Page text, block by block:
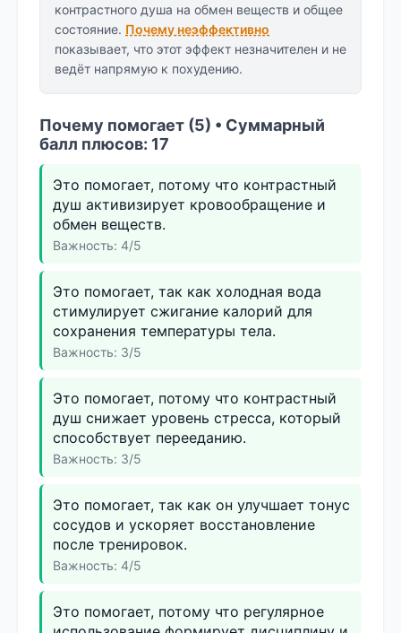
контрастного душа на обмен веществ и общее
состояние. Почему неэффективно
показывает, что этот эффект незначителен и не
ведёт напрямую к похудению.
Почему помогает (5) • Суммарный
балл плюсов: 17
Это помогает, потому что контрастный
душ активизирует кровообращение и
обмен веществ.
Важность: 4/5
Это помогает, так как холодная вода
стимулирует сжигание калорий для
сохранения температуры тела.
Важность: 3/5
Это помогает, потому что контрастный
душ снижает уровень стресса, который
способствует перееданию.
Важность: 3/5
Это помогает, так как он улучшает тонус
сосудов и ускоряет восстановление
после тренировок.
Важность: 4/5
Это помогает, потому что регулярное